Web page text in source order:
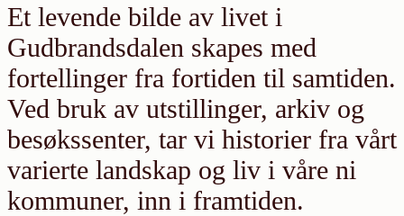
Et levende bilde av livet i
Gudbrandsdalen skapes med
fortellinger fra fortiden til samtiden.
Ved bruk av utstillinger, arkiv og
besøkssenter, tar vi historier fra vårt
varierte landskap og liv i våre ni
kommuner, inn i framtiden.